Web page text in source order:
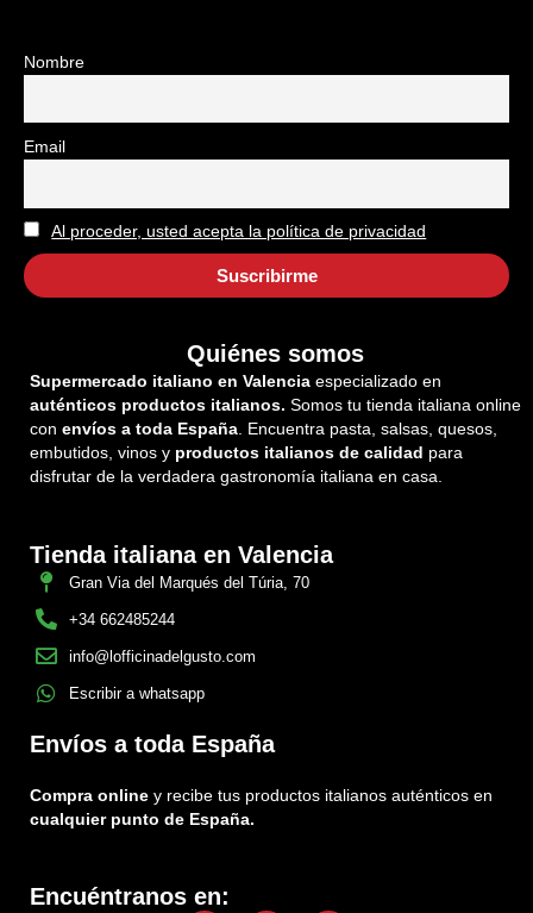
Nombre
Email
Al proceder, usted acepta la política de privacidad
Quiénes somos
Supermercado italiano en Valencia especializado en
auténticos productos italianos. Somos tu tienda italiana online
con envíos a toda España . Encuentra pasta, salsas, quesos,
embutidos, vinos y productos italianos de calidad para
disfrutar de la verdadera gastronomía italiana en casa.
Tienda italiana en Valencia
Gran Via del Marqués del Túria, 70
+34 662485244
info@lofficinadelgusto.com
Escribir a whatsapp
Envíos a toda España
Compra online y recibe tus productos italianos auténticos en
cualquier punto de España.
Encuéntranos en: